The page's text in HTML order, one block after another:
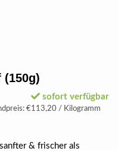
sofort verfügbar
€113,20 / Kilogramm
& frischer als